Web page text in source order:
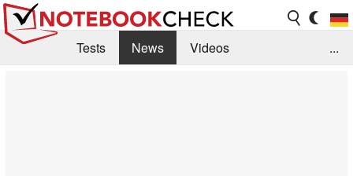
Tests News
Videos
...